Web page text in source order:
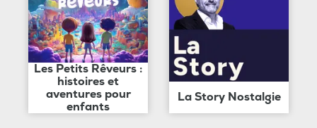
Les Petits Rêveurs :
histoires et
aventures pour
enfants
La Story Nostalgie